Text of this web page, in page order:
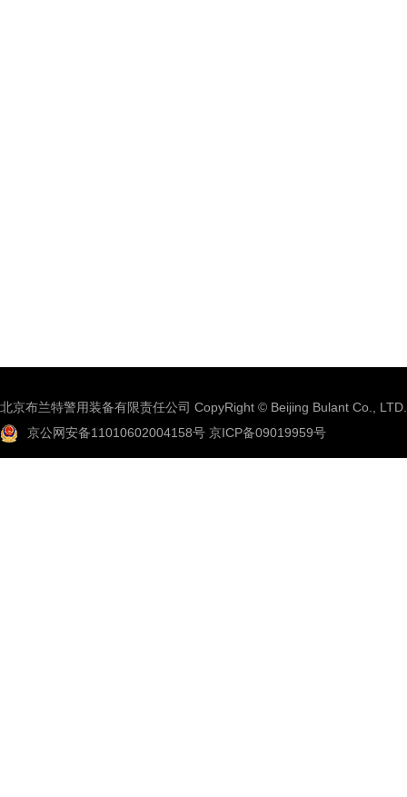
北京布兰特警用装备有限责任公司 CopyRight © Beijing Bulant Co., LTD.
京公网安备11010602004158号 京ICP备09019959号